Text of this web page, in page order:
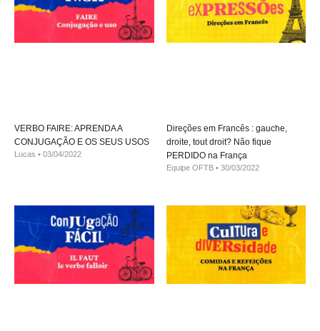
VERBO FAIRE: APRENDA A
CONJUGAÇÃO E OS SEUS USOS
Lucas 03/04/2022
Direções em Francês : gauche,
droite, tout droit? Não fique
PERDIDO na França
Equipe OFTB 30/03/2022